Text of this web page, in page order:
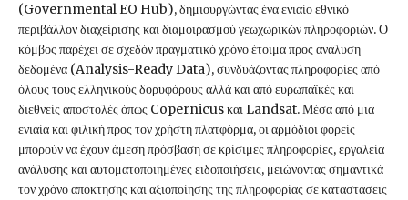
(Governmental EO Hub), δημιουργώντας ένα ενιαίο εθνικό
περιβάλλον διαχείρισης και διαμοιρασμού γεωχωρικών πληροφοριών. Ο
κόμβος παρέχει σε σχεδόν πραγματικό χρόνο έτοιμα προς ανάλυση
δεδομένα (Analysis-Ready Data), συνδυάζοντας πληροφορίες από
όλους τους ελληνικούς δορυφόρους αλλά και από ευρωπαϊκές και
διεθνείς αποστολές όπως Copernicus και Landsat. Μέσα από μια
ενιαία και φιλική προς τον χρήστη πλατφόρμα, οι αρμόδιοι φορείς
μπορούν να έχουν άμεση πρόσβαση σε κρίσιμες πληροφορίες, εργαλεία
ανάλυσης και αυτοματοποιημένες ειδοποιήσεις, μειώνοντας σημαντικά
τον χρόνο απόκτησης και αξιοποίησης της πληροφορίας σε καταστάσεις